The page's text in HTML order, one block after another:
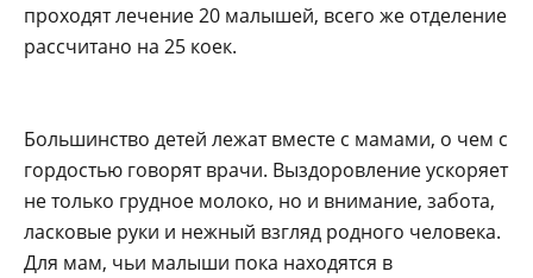
проходят лечение 20 малышей, всего же отделение
рассчитано на 25 коек.
Большинство детей лежат вместе с мамами, о чем с
гордостью говорят врачи. Выздоровление ускоряет
не только грудное молоко, но и внимание, забота,
ласковые руки и нежный взгляд родного человека.
Для мам, чьи малыши пока находятся в